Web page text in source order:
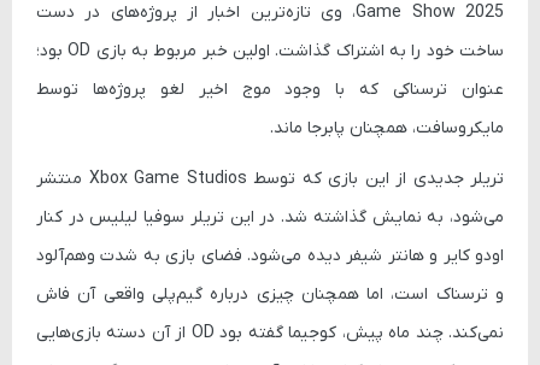
Game Show 2025، وی تازه‌ترین اخبار از پروژه‌های در دست
ساخت خود را به اشتراک گذاشت. اولین خبر مربوط به بازی ODبود؛
عنوان ترسناکی که با وجود موج اخیر لغو پروژه‌ها توسط
مایکروسافت، همچنان پابرجا ماند.
تریلر جدیدی از این بازی که توسط Xbox Game Studios منتشر
می‌شود، به نمایش گذاشته شد. در این تریلر سوفیا لیلیس در کنار
اودو کایر وهانتر شیفر دیده می‌شود. فضای بازی به شدت وهم‌آلود
و ترسناک است، اما همچنان چیزی درباره گیم‌پلی واقعی آن فاش
نمی‌کند. چند ماه پیش، کوجیما گفته بود OD از آن دسته بازی‌هایی